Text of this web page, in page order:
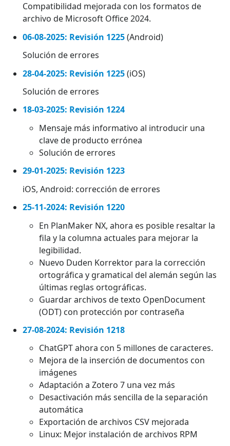
Compatibilidad mejorada con los formatos de
archivo de Microsoft Office 2024.
06-08-2025: Revisión 1225(Android)
Solución de errores
28-04-2025: Revisión 1225(iOS)
Solución de errores
18-03-2025: Revisión 1224
Mensaje más informativo al introducir una
clave de producto errónea
Solución de errores
29-01-2025: Revisión 1223
iOS, Android: corrección de errores
25-11-2024: Revisión 1220
En PlanMaker NX, ahora es posible resaltar la
fila y la columna actuales para mejorar la
legibilidad.
Nuevo Duden Korrektor para la corrección
ortográfica y gramatical del alemán según las
últimas reglas ortográficas.
Guardar archivos de texto OpenDocument
(ODT) con protección por contraseña
27-08-2024: Revisión 1218
ChatGPT ahora con 5 millones de caracteres.
Mejora de la inserción de documentos con
imágenes
Adaptación a Zotero 7 una vez más
Desactivación más sencilla de la separación
automática
Exportación de archivos CSV mejorada
Linux: Mejor instalación de archivos RPM